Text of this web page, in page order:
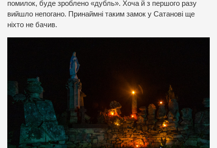
помилок, буде зроблено «дубль». Хоча й з першого разу
вийшло непогано. Принаймні таким замок у Сатанові ще
ніхто не бачив.